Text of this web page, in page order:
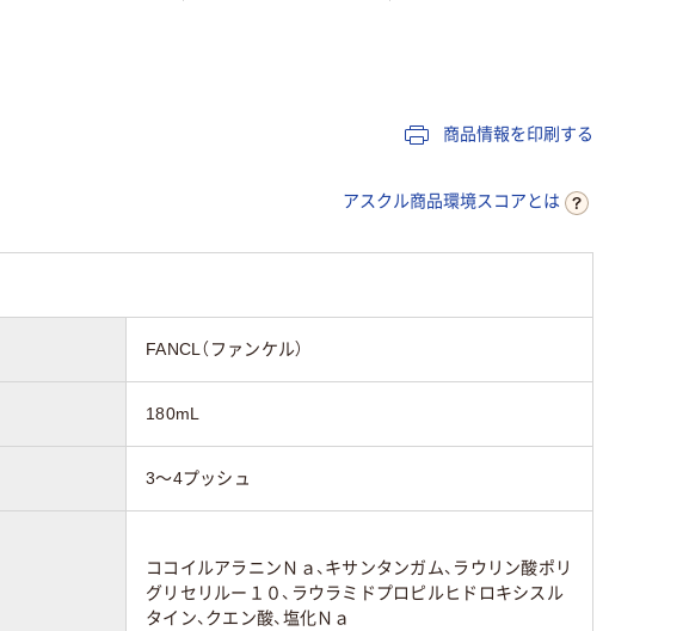
商品情報を印刷する
アスクル商品環境スコアとは
FANCL（ファンケル）
180mL
3～4プッシュ
ココイルアラニンＮａ、キサンタンガム、ラウリン酸ポリ
グリセリルー１０、ラウラミドプロピルヒドロキシスル
タイン、クエン酸、塩化Ｎａ